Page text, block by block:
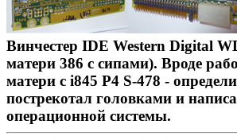
Винчестер IDE Western Digital
матери 386 с сипами). Вроде
матери с i845 P4 S-478 -
пострекотал головками и
операционной системы.